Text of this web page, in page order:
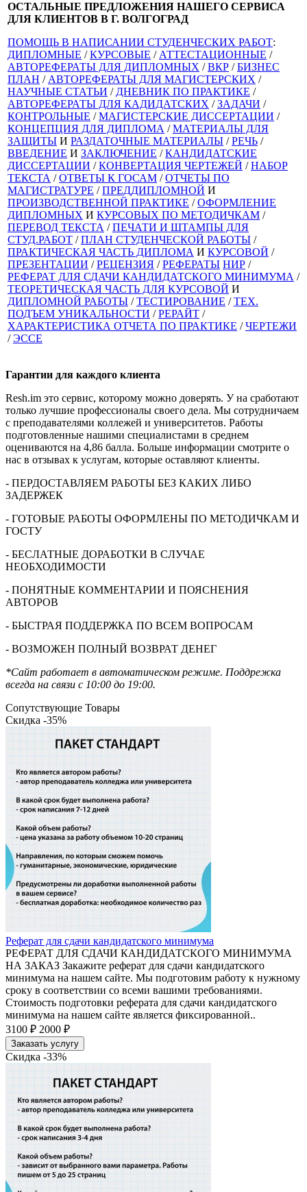
ОСТАЛЬНЫЕ ПРЕДЛОЖЕНИЯ НАШЕГО СЕРВИСА
ДЛЯ КЛИЕНТОВ В Г. ВОЛГОГРАД
ПОМОЩЬ В НАПИСАНИИ СТУДЕНЧЕСКИХ РАБОТ:
ДИПЛОМНЫЕ /КУРСОВЫЕ / АТТЕСТАЦИОННЫЕ /
АВТОРЕФЕРАТЫ ДЛЯ ДИПЛОМНЫХ /ВКР /БИЗНЕС
ПЛАН / АВТОРЕФЕРАТЫ ДЛЯ МАГИСТЕРСКИХ /
НАУЧНЫЕ СТАТЬИ / ДНЕВНИК ПО ПРАКТИКЕ /
АВТОРЕФЕРАТЫ ДЛЯ КАДИДАТСКИХ /ЗАДАЧИ /
КОНТРОЛЬНЫЕ /МАГИСТЕРСКИЕ ДИССЕРТАЦИИ /
КОНЦЕПЦИЯ ДЛЯ ДИПЛОМА /МАТЕРИАЛЫ ДЛЯ
ЗАЩИТЫ И РАЗДАТОЧНЫЕ МАТЕРИАЛЫ /РЕЧЬ /
ВВЕДЕНИЕ И ЗАКЛЮЧЕНИЕ /КАНДИДАТСКИЕ
ДИССЕРТАЦИИ /КОНВЕРТАЦИЯ ЧЕРТЕЖЕЙ /НАБОР
ТЕКСТА /ОТВЕТЫ К ГОСАМ /ОТЧЕТЫ ПО
МАГИСТРАТУРЕ /ПРЕДДИПЛОМНОЙ И
ПРОИЗВОДСТВЕННОЙ ПРАКТИКЕ /ОФОРМЛЕНИЕ
ДИПЛОМНЫХ И КУРСОВЫХ ПО МЕТОДИЧКАМ /
ПЕРЕВОД ТЕКСТА /ПЕЧАТИ И ШТАМПЫ ДЛЯ
СТУД.РАБОТ /ПЛАН СТУДЕНЧЕСКОЙ РАБОТЫ /
ПРАКТИЧЕСКАЯ ЧАСТЬ ДИПЛОМА И КУРСОВОЙ /
ПРЕЗЕНТАЦИИ /РЕЦЕНЗИЯ /РЕФЕРАТЫ НИР /
РЕФЕРАТ ДЛЯ СДАЧИ КАНДИДАТСКОГО МИНИМУМА /
ТЕОРЕТИЧЕСКАЯ ЧАСТЬ ДЛЯ КУРСОВОЙ И
ДИПЛОМНОЙ РАБОТЫ /ТЕСТИРОВАНИЕ /ТЕХ.
ПОДЪЕМ УНИКАЛЬНОСТИ /РЕРАЙТ /
ХАРАКТЕРИСТИКА ОТЧЕТА ПО ПРАКТИКЕ /ЧЕРТЕЖИ
/ЭССЕ
Гарантии для каждого клиента
Resh.im это сервис, которому можно доверять. У на сработают
только лучшие профессионалы своего дела. Мы сотрудничаем
с преподавателями коллежей и университетов. Работы
подготовленные нашими специалистами в среднем
оцениваются на 4,86 балла. Больше информации смотрите о
нас в отзывах к услугам, которые оставляют клиенты.
- ПЕРДОСТАВЛЯЕМ РАБОТЫ БЕЗ КАКИХ ЛИБО
ЗАДЕРЖЕК
- ГОТОВЫЕ РАБОТЫ ОФОРМЛЕНЫ ПО МЕТОДИЧКАМ И
ГОСТУ
- БЕСЛАТНЫЕ ДОРАБОТКИ В СЛУЧАЕ
НЕОБХОДИМОСТИ
- ПОНЯТНЫЕ КОММЕНТАРИИ И ПОЯСНЕНИЯ
АВТОРОВ
- БЫСТРАЯ ПОДДЕРЖКА ПО ВСЕМ ВОПРОСАМ
- ВОЗМОЖЕН ПОЛНЫЙ ВОЗВРАТ ДЕНЕГ
*Сайт работает в автоматическом режиме. Поддрежка
всегда на связи с 10:00 до 19:00.
Сопутствующие Товары
Скидка -35%
Реферат для сдачи кандидатского минимума
РЕФЕРАТ ДЛЯ СДАЧИ КАНДИДАТСКОГО МИНИМУМА
НА ЗАКАЗ Закажите реферат для сдачи кандидатского
минимума на нашем сайте. Мы подготовим работу к нужному
сроку в соответствии со всеми вашими требованиями.
Стоимость подготовки реферата для сдачи кандидатского
минимума на нашем сайте является фиксированной..
3100 ₽ 2000 ₽
Заказать услугу
Скидка -33%